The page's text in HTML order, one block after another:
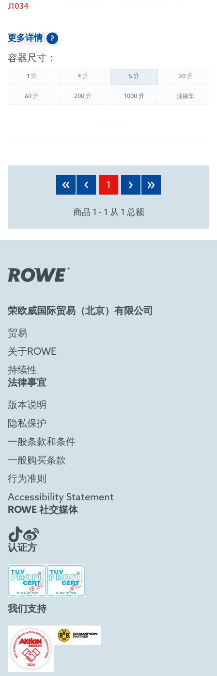
J1034
更多详情 ?
容器尺寸：
1 升(Not available) 4 升(Not available) 5 升 20 升
(Not
60 升(Not available) 200 升(Not available) 1000 升(Not available) 油罐车
(Not
1
商品 1 - 1 从 1 总额
荣欧威国际贸易（北京）有限公司
贸易
关于ROWE
持续性
法律事宜
版本说明
隐私保护
一般条款和条件
一般购买条款
行为准则
Accessibility Statement
ROWE 社交媒体
认证方
我们支持